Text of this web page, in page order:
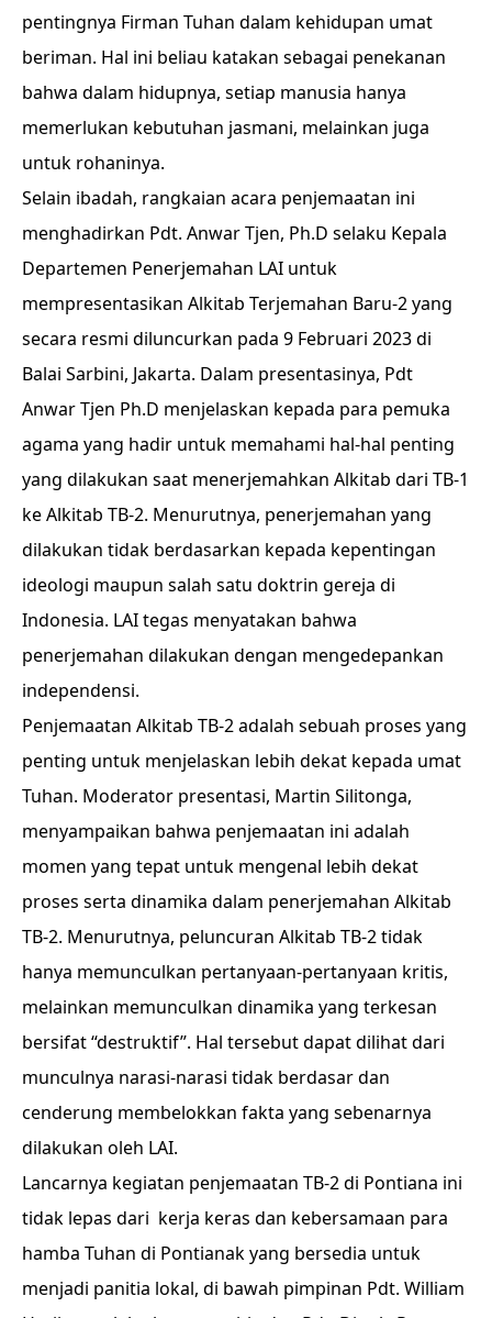
pentingnya Firman Tuhan dalam kehidupan umat
beriman. Hal ini beliau katakan sebagai penekanan
bahwa dalam hidupnya, setiap manusia hanya
memerlukan kebutuhan jasmani, melainkan juga
untuk rohaninya.
Selain ibadah, rangkaian acara penjemaatan ini
menghadirkan Pdt. Anwar Tjen, Ph.D selaku Kepala
Departemen Penerjemahan LAI untuk
mempresentasikan Alkitab Terjemahan Baru-2 yang
secara resmi diluncurkan pada 9 Februari 2023 di
Balai Sarbini, Jakarta. Dalam presentasinya, Pdt
Anwar Tjen Ph.D menjelaskan kepada para pemuka
agama yang hadir untuk memahami hal-hal penting
yang dilakukan saat menerjemahkan Alkitab dari TB-1
ke Alkitab TB-2. Menurutnya, penerjemahan yang
dilakukan tidak berdasarkan kepada kepentingan
ideologi maupun salah satu doktrin gereja di
Indonesia. LAI tegas menyatakan bahwa
penerjemahan dilakukan dengan mengedepankan
independensi.
Penjemaatan Alkitab TB-2 adalah sebuah proses yang
penting untuk menjelaskan lebih dekat kepada umat
Tuhan. Moderator presentasi, Martin Silitonga,
menyampaikan bahwa penjemaatan ini adalah
momen yang tepat untuk mengenal lebih dekat
proses serta dinamika dalam penerjemahan Alkitab
TB-2. Menurutnya, peluncuran Alkitab TB-2 tidak
hanya memunculkan pertanyaan-pertanyaan kritis,
melainkan memunculkan dinamika yang terkesan
bersifat “destruktif”. Hal tersebut dapat dilihat dari
munculnya narasi-narasi tidak berdasar dan
cenderung membelokkan fakta yang sebenarnya
dilakukan oleh LAI.
Lancarnya kegiatan penjemaatan TB-2 di Pontiana ini
tidak lepas dari kerja keras dan kebersamaan para
hamba Tuhan di Pontianak yang bersedia untuk
menjadi panitia lokal, di bawah pimpinan Pdt. William